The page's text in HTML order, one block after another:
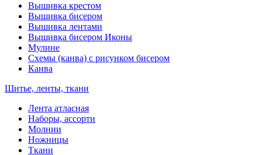
Вышивка крестом
Вышивка бисером
Вышивка лентами
Вышивка бисером Иконы
Мулине
Схемы (канва) с рисунком бисером
Канва
Шитье, ленты, ткани
Лента атласная
Наборы, ассорти
Молнии
Ножницы
Ткани